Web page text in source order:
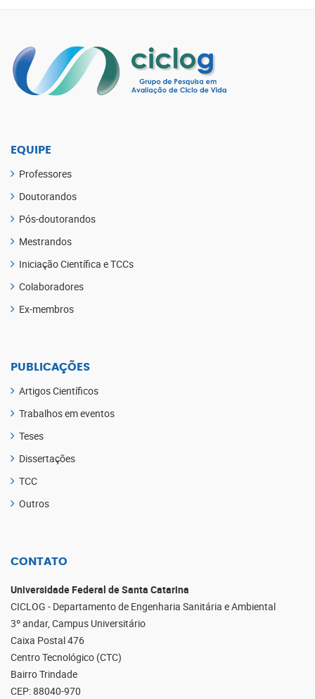
EQUIPE
Professores
Doutorandos
Pós-doutorandos
Mestrandos
Iniciação Científica e TCCs
Colaboradores
Ex-membros
PUBLICAÇÕES
Artigos Científicos
Trabalhos em eventos
Teses
Dissertações
TCC
Outros
CONTATO
Universidade Federal de Santa Catarina
CICLOG - Departamento de Engenharia Sanitária e Ambiental
3º andar, Campus Universitário
Caixa Postal 476
Centro Tecnológico (CTC)
Bairro Trindade
CEP: 88040-970